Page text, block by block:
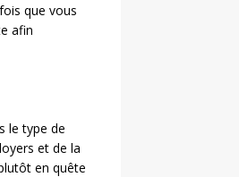
que vous
afin
le type de
et de la
en quête